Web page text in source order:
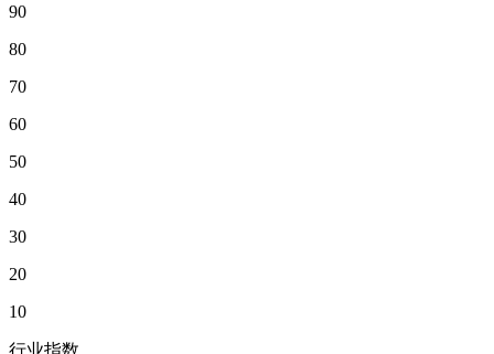
90
80
70
60
50
40
30
20
10
行业指数